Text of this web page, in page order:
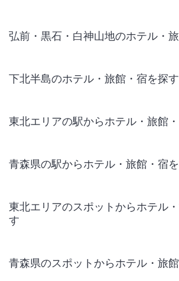
弘前・黒石・白神山地のホテル・
下北半島のホテル・旅館・宿を探す
東北エリアの駅からホテル・旅館
青森県の駅からホテル・旅館・宿
東北エリアのスポットからホテル
す
青森県のスポットからホテル・旅